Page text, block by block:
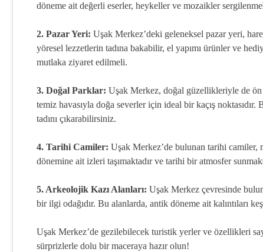
döneme ait değerli eserler, heykeller ve mozaikler
2. Pazar Yeri: Uşak Merkez’deki geleneksel pazar yeri,
yöresel lezzetlerin tadına bakabilir, el yapımı ürünler ve
mutlaka ziyaret edilmeli.
3. Doğal Parklar: Uşak Merkez, doğal güzellikleriyle de ön
temiz havasıyla doğa severler için ideal bir kaçış
tadını çıkarabilirsiniz.
4. Tarihi Camiler: Uşak Merkez’de bulunan tarihi
dönemine ait izleri taşımaktadır ve tarihi bir atmosfer
5. Arkeolojik Kazı Alanları: Uşak Merkez çevresinde
bir ilgi odağıdır. Bu alanlarda, antik döneme ait kalıntıları
Uşak Merkez’de gezilebilecek turistik yerler ve özellikleri
sürprizlerle dolu bir maceraya hazır olun!